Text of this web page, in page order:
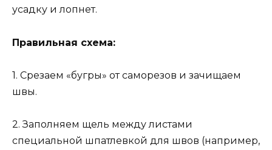
усадку и лопнет.
Правильная схема:
1. Срезаем «бугры» от саморезов и зачищаем
швы.
2. Заполняем щель между листами
специальной шпатлевкой для швов (например,